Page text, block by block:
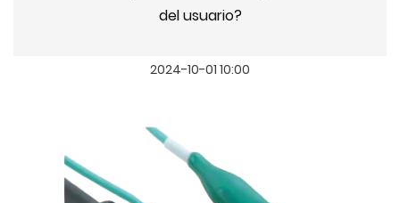
del usuario?
2024-10-01 10:00